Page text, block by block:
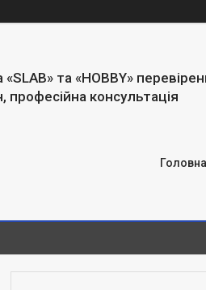
та «HOBBY»
професійна консультація
Головна